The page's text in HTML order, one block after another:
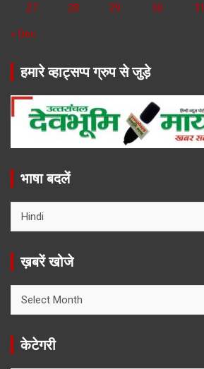
27 28 29 30 31
« Dec
हमारे व्हाट्सप्प ग्रुप से जुड़े
भाषा बदलें
ख़बरें खोजे
खोजे
केटेगरी